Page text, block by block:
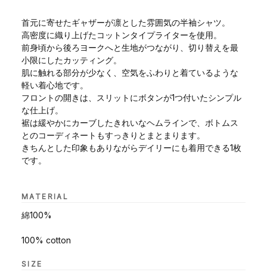
首元に寄せたギャザーが凛とした雰囲気の半袖シャツ。
高密度に織り上げたコットンタイプライターを使用。
前身頃から後ろヨークへと生地がつながり、切り替えを最
小限にしたカッティング。
肌に触れる部分が少なく、空気をふわりと着ているような
軽い着心地です。
フロントの開きは、スリットにボタンが1つ付いたシンプル
な仕上げ。
裾は緩やかにカーブしたきれいなヘムラインで、ボトムス
とのコーディネートもすっきりとまとまります。
きちんとした印象もありながらデイリーにも着用できる1枚
です。
MATERIAL
綿100%
100% cotton
SIZE